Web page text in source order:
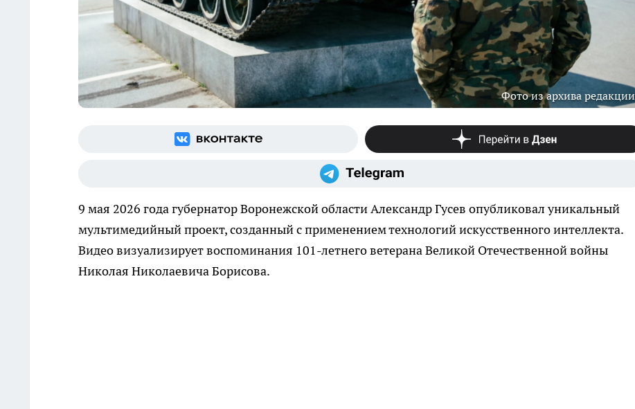
Фото из архива редакции
9 мая 2026 года губернатор Воронежской области Александр Гусев опубликовал уникальный
мультимедийный проект, созданный с применением технологий искусственного интеллекта.
Видео визуализирует воспоминания 101-летнего ветерана Великой Отечественной войны
Николая Николаевича Борисова.